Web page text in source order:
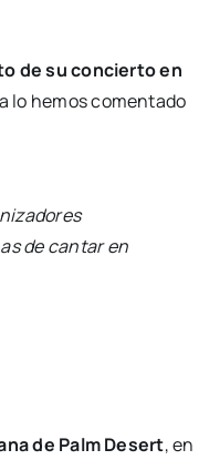
de su concierto en
lo hemos comentado
de cantar en
de Palm Desert, en